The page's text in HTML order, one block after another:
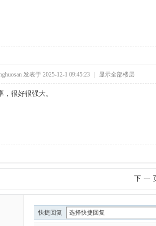
发表于 2025-12-1 09:45:23 显示全部楼层
，很好很强大。
下一
快捷回复